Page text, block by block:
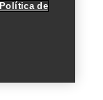
Política de